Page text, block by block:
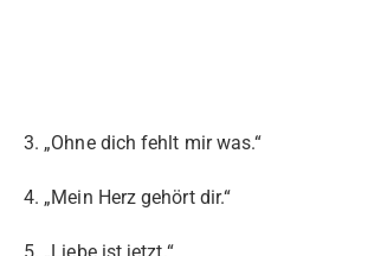
3. „Ohne dich fehlt mir was.“
4. „Mein Herz gehört dir.“